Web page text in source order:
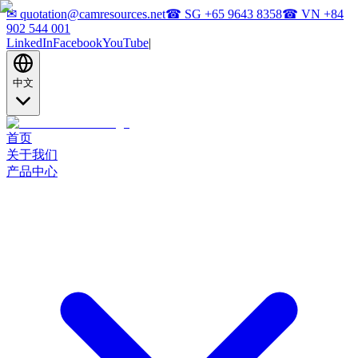
✉ quotation@camresources.net☎ SG +65 9643 8358☎ VN +84
902 544 001
LinkedInFacebookYouTube|
中文
首页
关于我们
产品中心